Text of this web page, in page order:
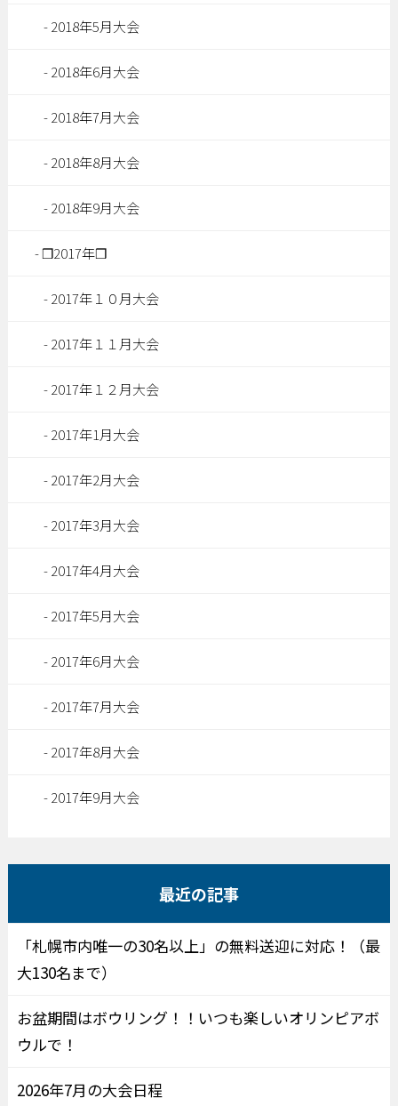
2018年5月大会
2018年6月大会
2018年7月大会
2018年8月大会
2018年9月大会
❒2017年❒
2017年１０月大会
2017年１１月大会
2017年１２月大会
2017年1月大会
2017年2月大会
2017年3月大会
2017年4月大会
2017年5月大会
2017年6月大会
2017年7月大会
2017年8月大会
2017年9月大会
最近の記事
「札幌市内唯一の30名以上」の無料送迎に対応！（最
大130名まで）
お盆期間はボウリング！！いつも楽しいオリンピアボ
ウルで！
2026年7月の大会日程